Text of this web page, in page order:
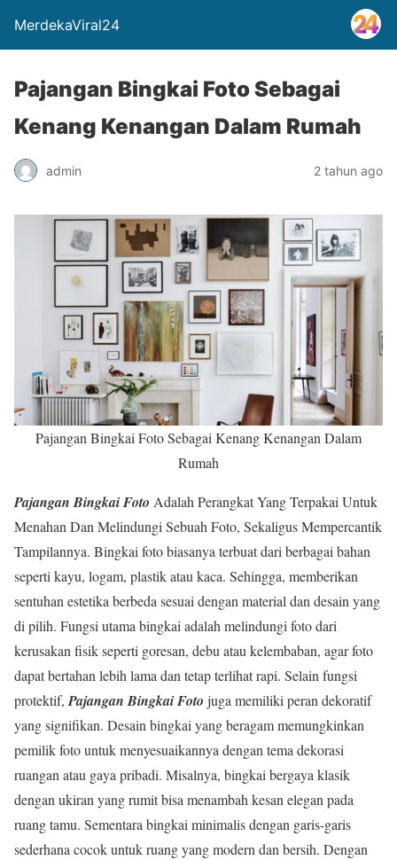
MerdekaViral24
Pajangan Bingkai Foto Sebagai
Kenang Kenangan Dalam Rumah
admin 2 tahun ago
Pajangan Bingkai Foto Sebagai Kenang Kenangan Dalam
Rumah
Pajangan Bingkai Foto Adalah Perangkat Yang Terpakai Untuk
Menahan Dan Melindungi Sebuah Foto, Sekaligus Mempercantik
Tampilannya. Bingkai foto biasanya terbuat dari berbagai bahan
seperti kayu, logam, plastik atau kaca. Sehingga, memberikan
sentuhan estetika berbeda sesuai dengan material dan desain yang
di pilih. Fungsi utama bingkai adalah melindungi foto dari
kerusakan fisik seperti goresan, debu atau kelembaban, agar foto
dapat bertahan lebih lama dan tetap terlihat rapi. Selain fungsi
protektif, Pajangan Bingkai Foto juga memiliki peran dekoratif
yang signifikan. Desain bingkai yang beragam memungkinkan
pemilik foto untuk menyesuaikannya dengan tema dekorasi
ruangan atau gaya pribadi. Misalnya, bingkai bergaya klasik
dengan ukiran yang rumit bisa menambah kesan elegan pada
ruang tamu. Sementara bingkai minimalis dengan garis-garis
sederhana cocok untuk ruang yang modern dan bersih. Dengan